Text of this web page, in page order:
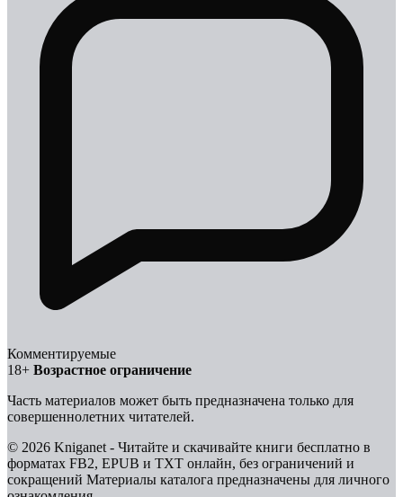
Комментируемые
18+ Возрастное ограничение
Часть материалов может быть предназначена только для
совершеннолетних читателей.
© 2026 Kniganet - Читайте и скачивайте книги бесплатно в
форматах FB2, EPUB и TXT онлайн, без ограничений и
сокращений Материалы каталога предназначены для личного